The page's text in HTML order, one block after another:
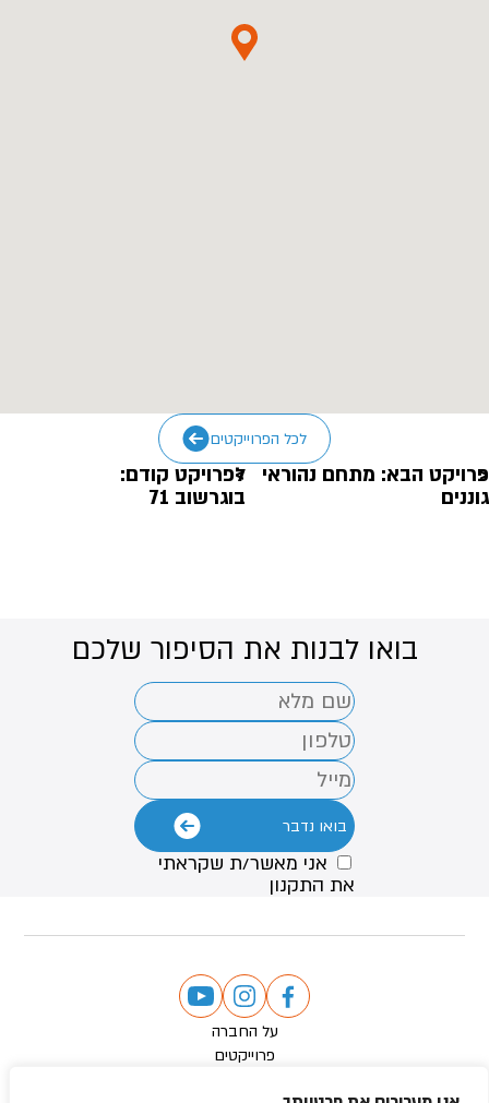
לכל הפרוייקטים
פרויקט הבא: מתחם נהוראי
גוננים
לפרויקט קודם:
בוגרשוב 71
בואו לבנות את הסיפור שלכם
אני מאשר/ת שקראתי
את התקנון
על החברה
פרוייקטים